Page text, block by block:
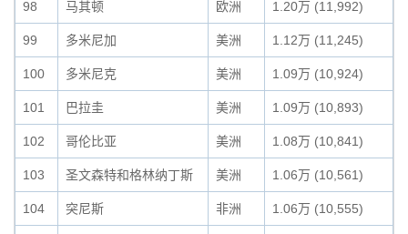
98 马其顿 欧洲 1.20万 (11,992)
99 多米尼加 美洲 1.12万 (11,245)
100 多米尼克 美洲 1.09万 (10,924)
101 巴拉圭 美洲 1.09万 (10,893)
102 哥伦比亚 美洲 1.08万 (10,841)
103 圣文森特和格林纳丁斯 美洲 1.06万 (10,561)
104 突尼斯 非洲 1.06万 (10,555)